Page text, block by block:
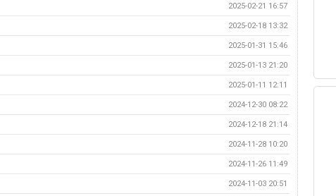
2025-02-21 16:57
2025-02-18 13:32
2025-01-31 15:46
2025-01-13 21:20
2025-01-11 12:11
2024-12-30 08:22
2024-12-18 21:14
2024-11-28 10:20
2024-11-26 11:49
2024-11-03 20:51